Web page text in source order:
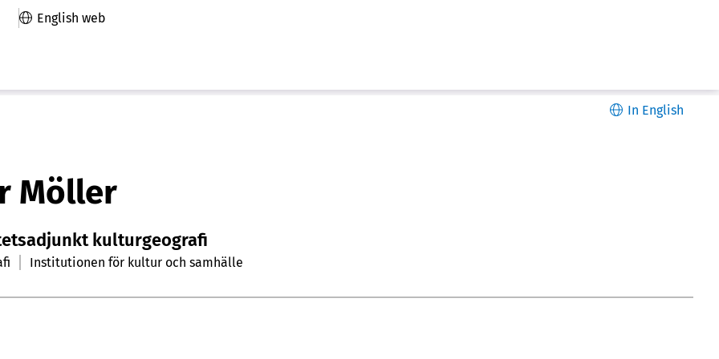
English web
In English
Möller
kulturgeografi
Institutionen för kultur och samhälle